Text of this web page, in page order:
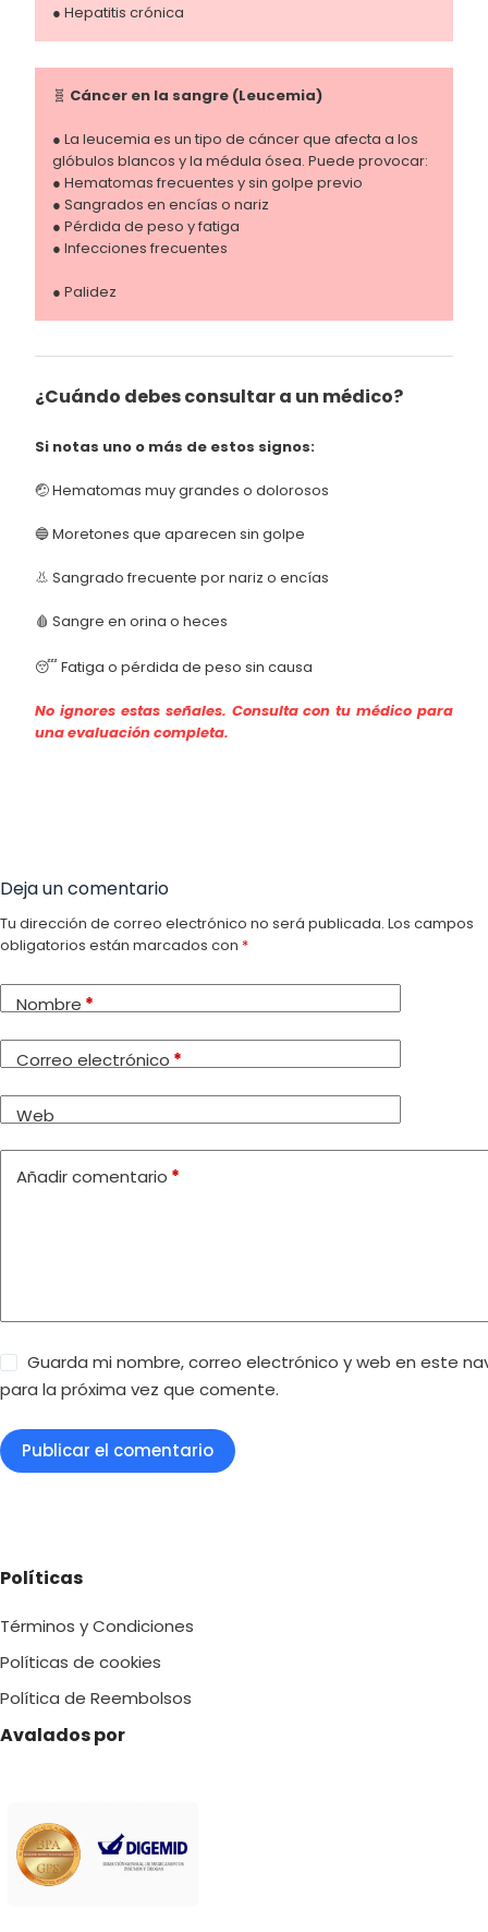
● Hepatitis crónica
🧬 Cáncer en la sangre (Leucemia)
● La leucemia es un tipo de cáncer que afecta a los
glóbulos blancos y la médula ósea. Puede provocar:
● Hematomas frecuentes y sin golpe previo
● Sangrados en encías o nariz
● Pérdida de peso y fatiga
● Infecciones frecuentes
● Palidez
¿Cuándo debes consultar a un médico?
Si notas uno o más de estos signos:
🤕 Hematomas muy grandes o dolorosos
🔵 Moretones que aparecen sin golpe
👃 Sangrado frecuente por nariz o encías
🩸 Sangre en orina o heces
😴 Fatiga o pérdida de peso sin causa
No ignores estas señales. Consulta con tu médico para
una evaluación completa.
Deja un comentario
Tu dirección de correo electrónico no será publicada. Los campos
obligatorios están marcados con *
Nombre *
Correo electrónico *
Web
Añadir comentario *
Guarda mi nombre, correo electrónico y web en este
para la próxima vez que comente.
Publicar el comentario
Políticas
Términos y Condiciones
Políticas de cookies
Política de Reembolsos
Avalados por